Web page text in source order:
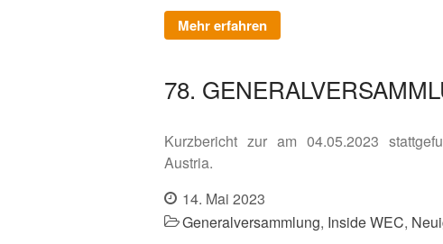
Mehr erfahren
78.
Kurzbericht zur am 04.05.2023
Austria.
14. Mai 2023
Generalversammlung, Inside WEC,